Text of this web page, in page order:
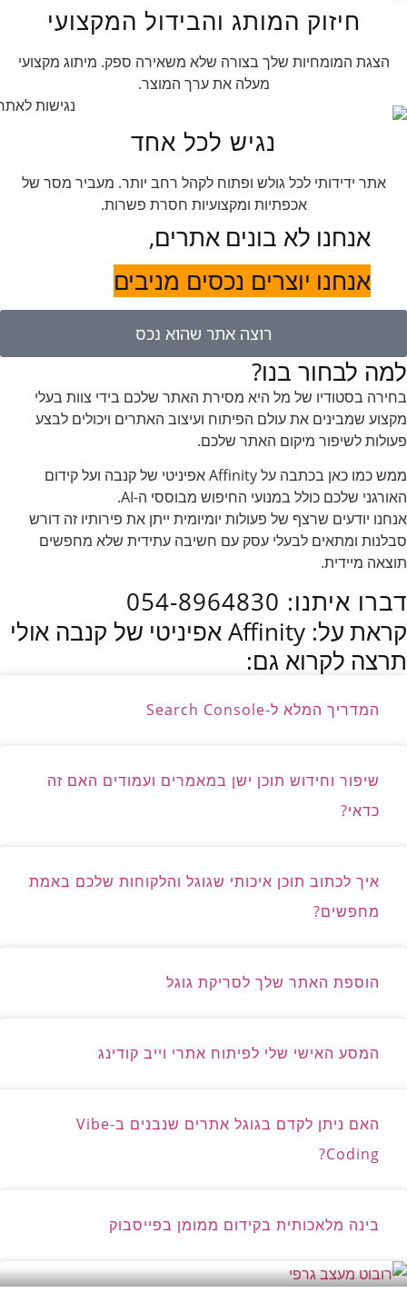
חיזוק המותג והבידול המקצועי
הצגת המומחיות שלך בצורה שלא משאירה ספק. מיתוג מקצועי
מעלה את ערך המוצר.
נגיש לכל אחד
אתר ידידותי לכל גולש ופתוח לקהל רחב יותר. מעביר מסר של
אכפתיות ומקצועיות חסרת פשרות.
אנחנו לא בונים אתרים,
אנחנו יוצרים נכסים מניבים
רוצה אתר שהוא נכס
למה לבחור בנו?
בחירה בסטודיו של מל היא מסירת האתר שלכם בידי צוות בעלי
מקצוע שמבינים את עולם הפיתוח ועיצוב האתרים ויכולים לבצע
פעולות לשיפור מיקום האתר שלכם.
ממש כמו כאן בכתבה על Affinity אפיניטי של קנבה ועל קידום
האורגני שלכם כולל במנועי החיפוש מבוססי ה-AI.
אנחנו יודעים שרצף של פעולות יומיומית ייתן את פירותיו זה דורש
סבלנות ומתאים לבעלי עסק עם חשיבה עתידית שלא מחפשים
תוצאה מיידית.
דברו איתנו: 054-8964830
קראת על: Affinity אפיניטי של קנבה אולי
תרצה לקרוא גם:
המדריך המלא ל-Search Console
שיפור וחידוש תוכן ישן במאמרים ועמודים האם זה
כדאי?
איך לכתוב תוכן איכותי שגוגל והלקוחות שלכם באמת
מחפשים?
הוספת האתר שלך לסריקת גוגל
המסע האישי שלי לפיתוח אתרי וייב קודינג
האם ניתן לקדם בגוגל אתרים שנבנים ב-Vibe
Coding?
בינה מלאכותית בקידום ממומן בפייסבוק